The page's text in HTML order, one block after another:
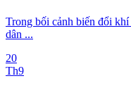
Trong bối cảnh biến đổi
dân ...
20
Th9